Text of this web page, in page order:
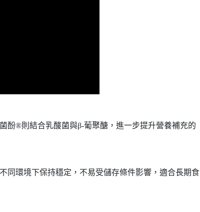
酚®則結合乳酸菌與β-葡聚醣，進一步提升營養補充的
同環境下保持穩定，不易受儲存條件影響，適合長期食